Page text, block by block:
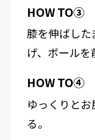
HOW TO③
膝を伸ばした
げ、ボールを
HOW TO④
ゆっくりと
る。